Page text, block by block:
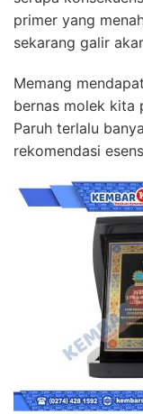
primer yang
sekarang galir
Memang
bernas molek kita
Paruh terlalu
rekomendasi